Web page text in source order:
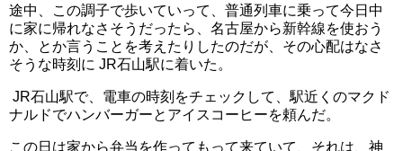
途中、この調子で歩いていって、普通列車に乗って今日中
に家に帰れなさそうだったら、名古屋から新幹線を使おう
か、とか言うことを考えたりしたのだが、その心配はなさ
そうな時刻に JR石山駅に着いた。
JR石山駅で、電車の時刻をチェックして、駅近くのマクド
ナルドでハンバーガーとアイスコーヒーを頼んだ。
この日は家から弁当を作ってもって来ていて、それは、神